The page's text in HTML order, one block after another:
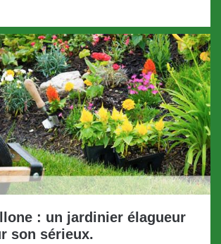
: un jardinier élagueur
son sérieux.